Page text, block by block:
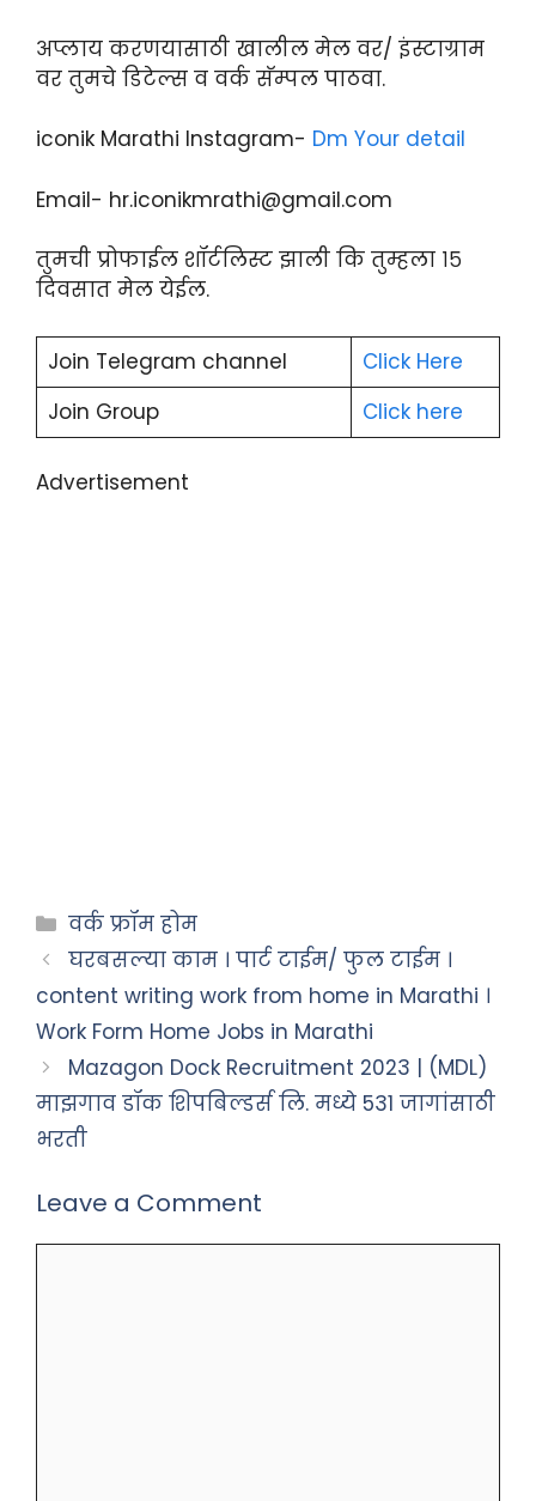
अप्लाय करणयासाठी खालील मेल वर/ इंस्टाग्राम
वर तुमचे डिटेल्स व वर्क सॅम्पल पाठवा.
iconik Marathi Instagram- Dm Your detail
Email- hr.iconikmrathi@gmail.com
तुमची प्रोफाईल शॉर्टलिस्ट झाली कि तुम्हला १५
दिवसात मेल येईल.
Join Telegram channel Click Here
Join Group
Click here
Advertisement
वर्क फ्रॉम होम
घरबसल्या काम । पार्ट टाईम/ फुल टाईम ।
content writing work from home in Marathi ।
Work Form Home Jobs in Marathi
Mazagon Dock Recruitment 2023 | (MDL)
माझगाव डॉक शिपबिल्डर्स लि. मध्ये 531 जागांसाठी
भरती
Leave a Comment